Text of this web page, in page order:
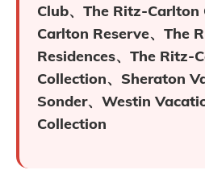
Club、The Ritz-Carlton
Carlton Reserve、The
Residences、The Ritz-
Collection、Sheraton
Sonder、Westin
Collection